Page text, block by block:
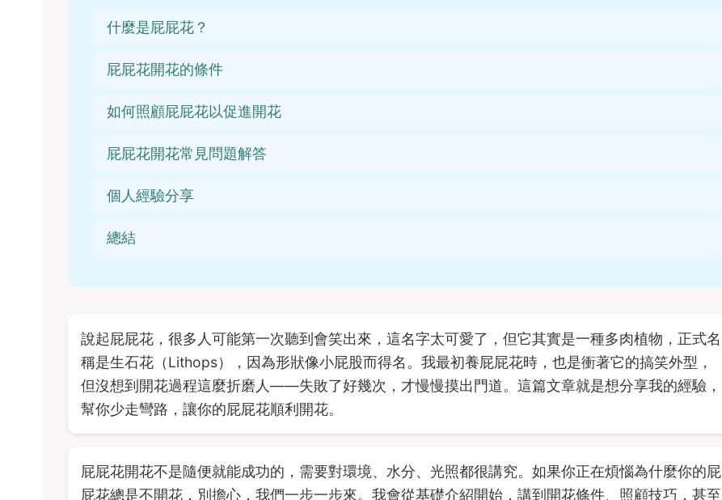
什麼是屁屁花？
屁屁花開花的條件
如何照顧屁屁花以促進開花
屁屁花開花常見問題解答
個人經驗分享
總結
說起屁屁花，很多人可能第一次聽到會笑出來，這名字太可愛了，但它其實是一種多肉植物，正式名
稱是生石花（Lithops），因為形狀像小屁股而得名。我最初養屁屁花時，也是衝著它的搞笑外型，
但沒想到開花過程這麼折磨人——失敗了好幾次，才慢慢摸出門道。這篇文章就是想分享我的經驗，
幫你少走彎路，讓你的屁屁花順利開花。
屁屁花開花不是隨便就能成功的，需要對環境、水分、光照都很講究。如果你正在煩惱為什麼你的屁
屁花總是不開花，別擔心，我們一步一步來。我會從基礎介紹開始，講到開花條件、照顧技巧，甚至